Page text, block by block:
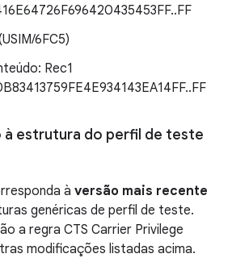
6FC5)
Rec1
à estrutura do perfil de teste
à versão mais recente
genéricas de perfil de teste.
a regra CTS Carrier Privilege
modificações listadas acima.